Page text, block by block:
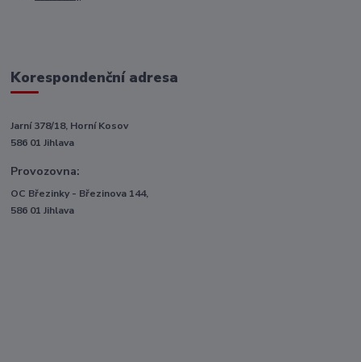
Korespondenční adresa
Jarní 378/18, Horní Kosov
586 01 Jihlava
Provozovna:
OC Březinky - Březinova 144,
586 01 Jihlava